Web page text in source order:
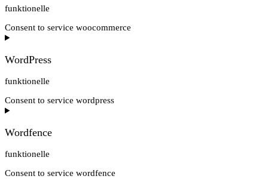
funktionelle
Consent to service woocommerce
WordPress
funktionelle
Consent to service wordpress
Wordfence
funktionelle
Consent to service wordfence